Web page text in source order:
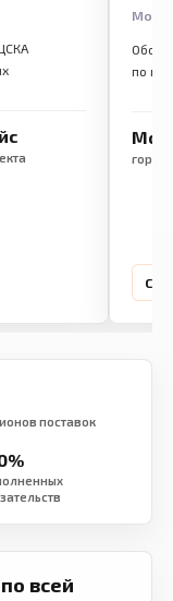
по
город
поставок
всей